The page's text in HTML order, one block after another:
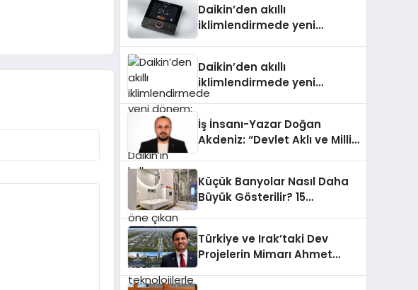
Daikin’den akıllı
iklimlendirmede yeni
Daikin’den akıllı
iklimlendirmede yeni
dönem: Madoka Plus
dostu tasarımıyla öne çıkan
Madoka ailesinin yeni nesil
teknolojilerle donatılmış son
modeli VRV kontrol ünitesi
Madoka Plus Türkiye’de
satışa sunuldu. Tam
dokunmatik ekranı, mobil
uygulama desteği ve akıllı
sensör entegrasyonu
İş İnsanı-Yazar Doğan
Akdeniz: “Devlet Aklı ve Milli
Küçük Banyolar Nasıl Daha
Büyük Gösterilir? 15
Türkiye ve Irak’taki Dev
Projelerin Mimarı Ahmet